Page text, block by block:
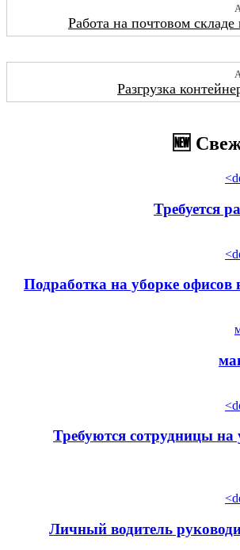
Работа на почтовом складе
Разгрузка
🆕
Требуется
Подработка на уборке офисов
Требуются сотрудницы на
Личный водитель